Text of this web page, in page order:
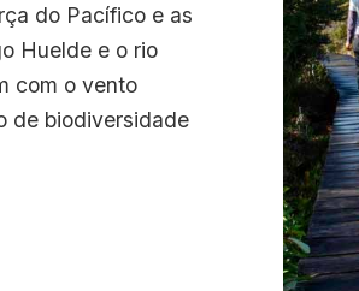
do Pacífico e as
Huelde e o rio
com o vento
de biodiversidade